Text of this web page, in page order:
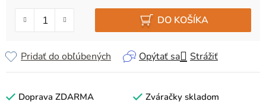
DO KOŠÍKA
Opýtať sa Strážiť
Pridať do obľúbených
Doprava ZDARMA Zváračky skladom